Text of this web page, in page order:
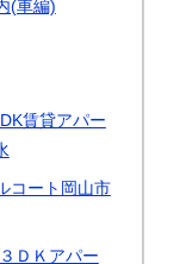
(車編)
賃貸アパー
コート岡山市
ＤＫアパー